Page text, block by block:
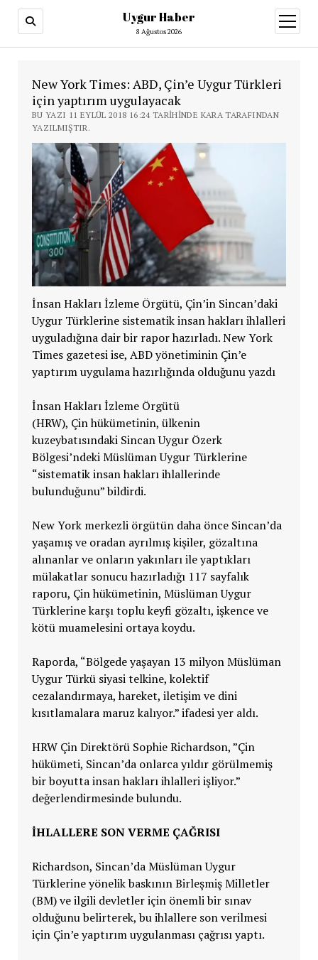
Uygur Haber
8 Ağustos 2026
aç
New York Times: ABD, Çin’e Uygur Türkleri
için yaptırım uygulayacak
BU YAZI 11 EYLÜL 2018 16:24 TARIHINDE KARA TARAFINDAN
YAZILMIŞTIR.
İnsan Hakları İzleme Örgütü, Çin’in Sincan’daki
Uygur Türklerine sistematik insan hakları ihlalleri
uyguladığına dair bir rapor hazırladı. New York
Times gazetesi ise, ABD yönetiminin Çin’e
yaptırım uygulama hazırlığında olduğunu yazdı
İnsan Hakları İzleme Örgütü
(HRW), Çin hükümetinin, ülkenin
kuzeybatısındaki Sincan Uygur Özerk
Bölgesi’ndeki Müslüman Uygur Türklerine
“sistematik insan hakları ihlallerinde
bulunduğunu” bildirdi.
New York merkezli örgütün daha önce Sincan’da
yaşamış ve oradan ayrılmış kişiler, gözaltına
alınanlar ve onların yakınları ile yaptıkları
mülakatlar sonucu hazırladığı 117 sayfalık
raporu, Çin hükümetinin, Müslüman Uygur
Türklerine karşı toplu keyfi gözaltı, işkence ve
kötü muamelesini ortaya koydu.
Raporda, “Bölgede yaşayan 13 milyon Müslüman
Uygur Türkü siyasi telkine, kolektif
cezalandırmaya, hareket, iletişim ve dini
kısıtlamalara maruz kalıyor.” ifadesi yer aldı.
HRW Çin Direktörü Sophie Richardson, ”Çin
hükümeti, Sincan’da onlarca yıldır görülmemiş
bir boyutta insan hakları ihlalleri işliyor.”
değerlendirmesinde bulundu.
İHLALLERE SON VERME ÇAĞRISI
Richardson, Sincan’da Müslüman Uygur
Türklerine yönelik baskının Birleşmiş Milletler
(BM) ve ilgili devletler için önemli bir sınav
olduğunu belirterek, bu ihlallere son verilmesi
için Çin’e yaptırım uygulanması çağrısı yaptı.